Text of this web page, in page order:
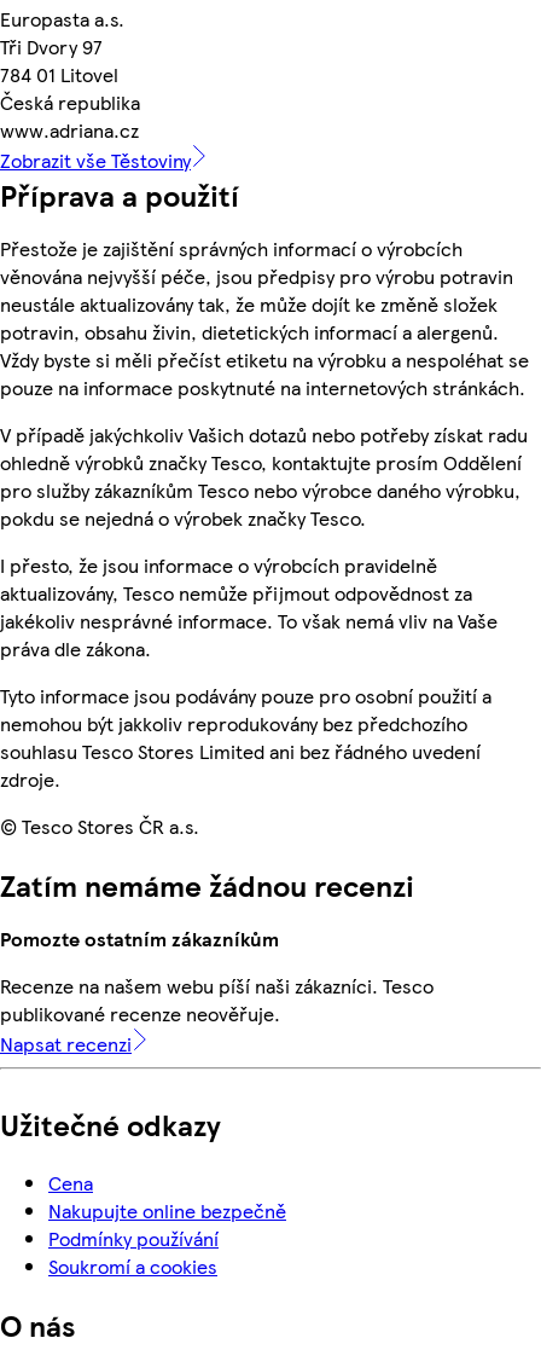
Europasta a.s.
Tři Dvory 97
784 01 Litovel
Česká republika
www.adriana.cz
Zobrazit vše Těstoviny
Příprava a použití
Přestože je zajištění správných informací o výrobcích
věnována nejvyšší péče, jsou předpisy pro výrobu potravin
neustále aktualizovány tak, že může dojít ke změně složek
potravin, obsahu živin, dietetických informací a alergenů.
Vždy byste si měli přečíst etiketu na výrobku a nespoléhat se
pouze na informace poskytnuté na internetových stránkách.
V případě jakýchkoliv Vašich dotazů nebo potřeby získat radu
ohledně výrobků značky Tesco, kontaktujte prosím Oddělení
pro služby zákazníkům Tesco nebo výrobce daného výrobku,
pokdu se nejedná o výrobek značky Tesco.
I přesto, že jsou informace o výrobcích pravidelně
aktualizovány, Tesco nemůže přijmout odpovědnost za
jakékoliv nesprávné informace. To však nemá vliv na Vaše
práva dle zákona.
Tyto informace jsou podávány pouze pro osobní použití a
nemohou být jakkoliv reprodukovány bez předchozího
souhlasu Tesco Stores Limited ani bez řádného uvedení
zdroje.
© Tesco Stores ČR a.s.
Zatím nemáme žádnou recenzi
Pomozte ostatním zákazníkům
Recenze na našem webu píší naši zákazníci. Tesco
publikované recenze neověřuje.
Napsat recenzi
Užitečné odkazy
Cena
Nakupujte online bezpečně
Podmínky používání
Soukromí a cookies
O nás